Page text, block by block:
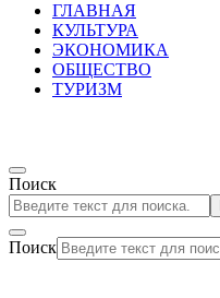
ГЛАВНАЯ
КУЛЬТУРА
ЭКОНОМИКА
ОБЩЕСТВО
ТУРИЗМ
Поиск
Поиск